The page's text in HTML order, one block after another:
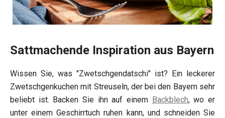
Sattmachende Inspiration aus Bayern
Wissen Sie, was "Zwetschgendatschi" ist? Ein leckerer
Zwetschgenkuchen mit Streuseln, der bei den Bayern sehr
beliebt ist. Backen Sie ihn auf einem Backblech, wo er
unter einem Geschirrtuch ruhen kann, und schneiden Sie